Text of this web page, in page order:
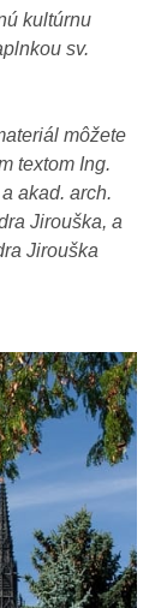
kultúrnu
sv.
môžete
textom Ing.
akad. arch.
Jirouška, a
Jirouška